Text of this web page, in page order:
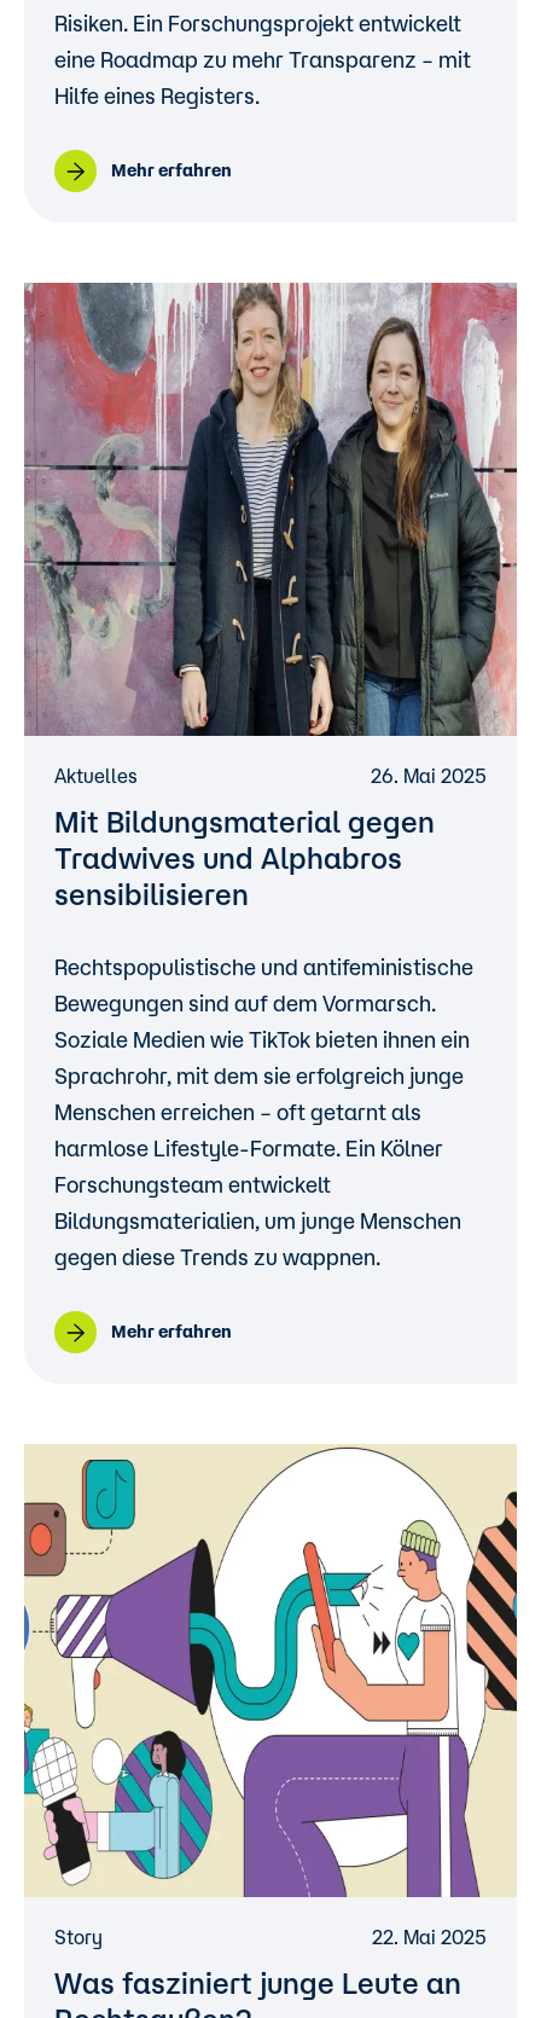
Risiken. Ein Forschungsprojekt entwickelt
eine Roadmap zu mehr Transparenz – mit
Hilfe eines Registers.
Mehr erfahren
Aktuelles 26. Mai 2025
Mit Bildungsmaterial gegen
Tradwives und Alphabros
sensibilisieren
Rechtspopulistische und antifeministische
Bewegungen sind auf dem Vormarsch.
Soziale Medien wie TikTok bieten ihnen ein
Sprachrohr, mit dem sie erfolgreich junge
Menschen erreichen – oft getarnt als
harmlose Lifestyle-Formate. Ein Kölner
Forschungsteam entwickelt
Bildungsmaterialien, um junge Menschen
gegen diese Trends zu wappnen.
Mehr erfahren
Story 22. Mai 2025
Was fasziniert junge Leute an